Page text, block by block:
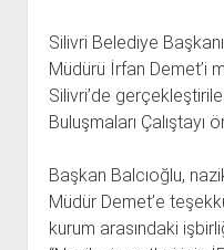
Silivri Belediye
Müdürü İrfan Demet’i
Silivri’de
Buluşmaları
Başkan Balcıoğlu,
Müdür Demet’e
kurum arasındaki